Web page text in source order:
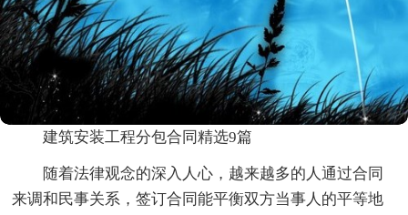
建筑安装工程分包合同精选9篇
随着法律观念的深入人心，越来越多的人通过合同
来调和民事关系，签订合同能平衡双方当事人的平等地